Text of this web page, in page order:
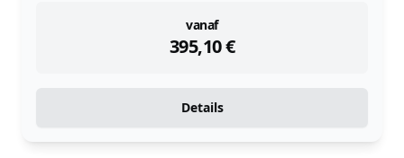
vanaf
395,10€
instock
Details